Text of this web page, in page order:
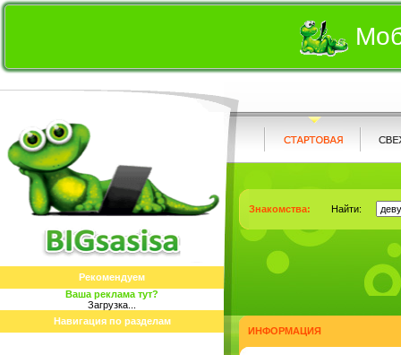
Рекомендуем
Ваша реклама тут?
Загрузка...
Навигация по разделам
Знакомства: Найти:
ИНФОРМАЦИЯ